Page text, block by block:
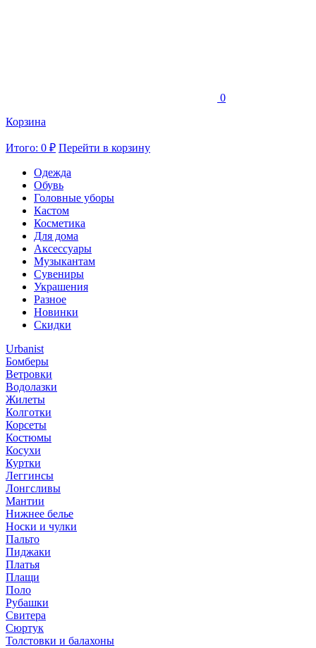
0
Корзина
Итого: 0 ₽ Перейти в корзину
Одежда
Обувь
Головные уборы
Кастом
Косметика
Для дома
Аксессуары
Музыкантам
Сувениры
Украшения
Разное
Новинки
Скидки
Urbanist
Бомберы
Ветровки
Водолазки
Жилеты
Колготки
Корсеты
Костюмы
Косухи
Куртки
Леггинсы
Лонгсливы
Мантии
Нижнее белье
Носки и чулки
Пальто
Пиджаки
Платья
Плащи
Поло
Рубашки
Свитера
Сюртук
Толстовки и балахоны